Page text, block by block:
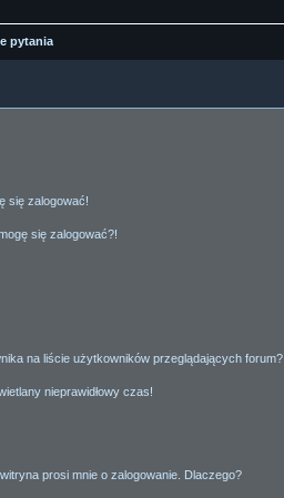
pytania
się zalogować!
się zalogować?!
na liście użytkowników przeglądających forum?
nieprawidłowy czas!
prosi mnie o zalogowanie. Dlaczego?